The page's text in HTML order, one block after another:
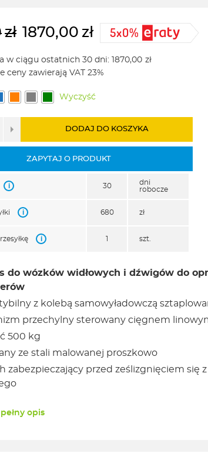
zł 1870,00 zł
w ciągu ostatnich 30 dni: 1870,00 zł
ceny zawierają VAT 23%
Wyczyść
DODAJ DO KOSZYKA
ZAPYTAJ O PRODUKT
i 30
dni
robocze
i 680 zł
i szt.
do wózków widłowych i dźwigów do
z kolebą samowyładowczą
przechylny sterowany cięgnem
500 kg
ze stali malowanej proszkowo
zabezpieczający przed ześlizgnięciem się z
opis